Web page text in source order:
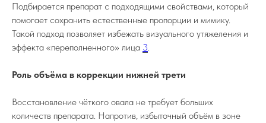
Подбирается препарат с подходящими свойствами, который
помогает сохранить естественные пропорции и мимику.
Такой подход позволяет избежать визуального утяжеления и
эффекта «переполненного» лица 3.
Роль объёма в коррекции нижней трети
Восстановление чёткого овала не требует больших
количеств препарата. Напротив, избыточный объём в зоне